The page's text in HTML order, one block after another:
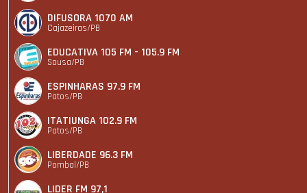
DIFUSORA 1070 AM
Cajazeiras/PB
EDUCATIVA 105 FM - 105.9 FM
Sousa/PB
ESPINHARAS 97.9 FM
Patos/PB
ITATIUNGA 102.9 FM
Patos/PB
LIBERDADE 96.3 FM
Pombal/PB
LIDER FM 97,1